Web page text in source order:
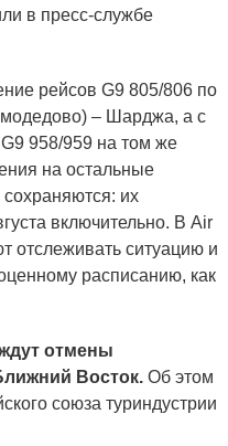
в пресс-службе
рейсов G9 805/806 по
– Шарджа, а с
958/959 на том же
на остальные
их
включительно. В Air
отслеживать ситуацию и
расписанию, как
отмены
Восток. Об этом
союза туриндустрии